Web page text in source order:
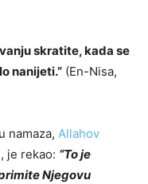
skratite, kada se
nanijeti.” (En-Nisa,
namaza, Allahov
je rekao: “To je
Njegovu